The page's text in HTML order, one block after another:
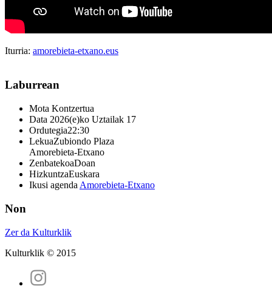
Iturria: amorebieta-etxano.eus
Laburrean
Mota Kontzertua
Data 2026(e)ko Uztailak 17
Ordutegia22:30
LekuaZubiondo Plaza
Amorebieta-Etxano
ZenbatekoaDoan
HizkuntzaEuskara
Ikusi agenda Amorebieta-Etxano
Non
Zer da Kulturklik
Kulturklik © 2015